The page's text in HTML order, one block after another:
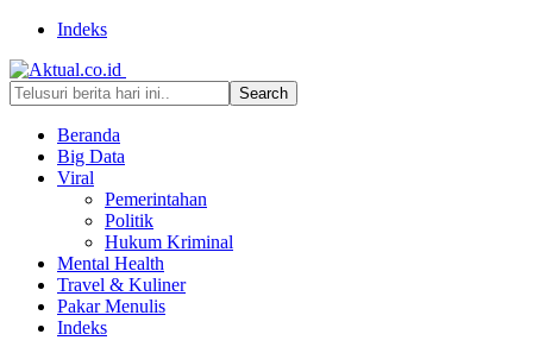
Indeks
Beranda
Big Data
Viral
Pemerintahan
Politik
Hukum Kriminal
Mental Health
Travel & Kuliner
Pakar Menulis
Indeks